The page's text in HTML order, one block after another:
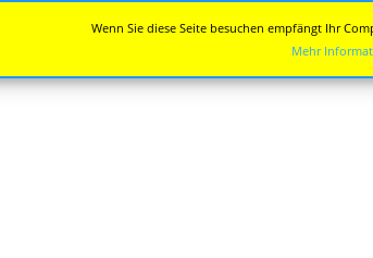
Wenn Sie diese Seite besuchen empfängt Ihr
Mehr